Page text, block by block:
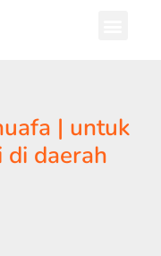
| untuk
daerah